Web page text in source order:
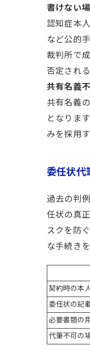
書けない
認知症本
など公的
裁判所で
否定され
共有名義
共有名義
となりま
みを採用
委任状代
過去の判
任状の真
スクを防
な手続き
契約時の本
委任状の記
必要書類の
代筆不可の